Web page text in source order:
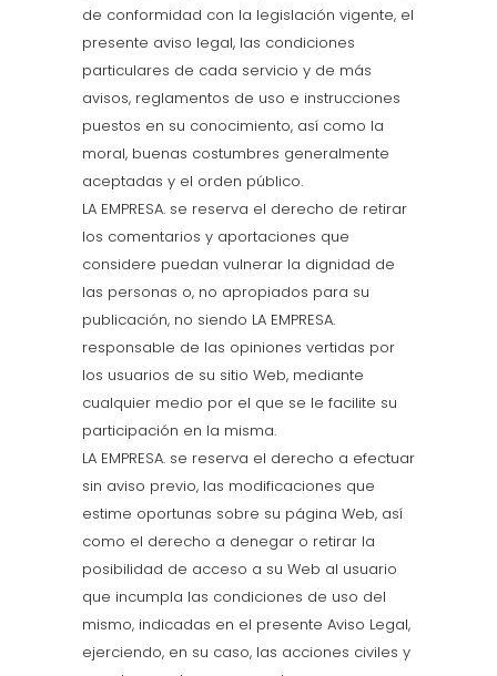
de conformidad con la legislación vigente, el
presente aviso legal, las condiciones
particulares de cada servicio y de más
avisos, reglamentos de uso e instrucciones
puestos en su conocimiento, así como la
moral, buenas costumbres generalmente
aceptadas y el orden público.
LA EMPRESA. se reserva el derecho de retirar
los comentarios y aportaciones que
considere puedan vulnerar la dignidad de
las personas o, no apropiados para su
publicación, no siendo LA EMPRESA.
responsable de las opiniones vertidas por
los usuarios de su sitio Web, mediante
cualquier medio por el que se le facilite su
participación en la misma.
LA EMPRESA. se reserva el derecho a efectuar
sin aviso previo, las modificaciones que
estime oportunas sobre su página Web, así
como el derecho a denegar o retirar la
posibilidad de acceso a su Web al usuario
que incumpla las condiciones de uso del
mismo, indicadas en el presente Aviso Legal,
ejerciendo, en su caso, las acciones civiles y